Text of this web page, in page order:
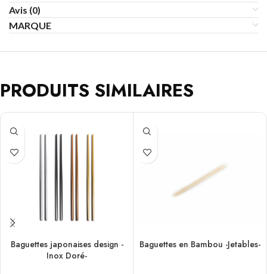
Avis (0)
MARQUE
PRODUITS SIMILAIRES
Baguettes japonaises design -
Inox Doré-
Baguettes en Bambou -Jetables-